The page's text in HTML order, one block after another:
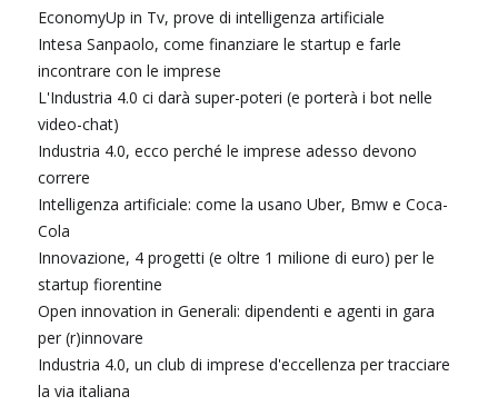
EconomyUp in Tv, prove di intelligenza artificiale
Intesa Sanpaolo, come finanziare le startup e farle
incontrare con le imprese
L'Industria 4.0 ci darà super-poteri (e porterà i bot nelle
video-chat)
Industria 4.0, ecco perché le imprese adesso devono
correre
Intelligenza artificiale: come la usano Uber, Bmw e Coca-
Cola
Innovazione, 4 progetti (e oltre 1 milione di euro) per le
startup fiorentine
Open innovation in Generali: dipendenti e agenti in gara
per (r)innovare
Industria 4.0, un club di imprese d'eccellenza per tracciare
la via italiana